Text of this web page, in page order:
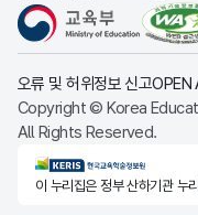
오류 및 허위정보 신고OPEN
Copyright © Korea
All Rights Reserved.
KERIS한국교육학술정보원
이 누리집은 정부 산하기관 누